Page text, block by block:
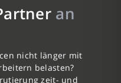
an
nicht länger mit
belasten?
zeit- und